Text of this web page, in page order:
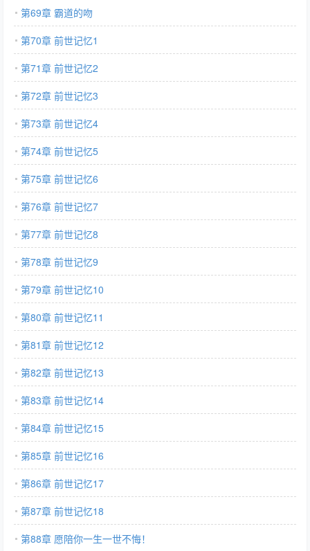
第69章 霸道的吻
第70章 前世记忆1
第71章 前世记忆2
第72章 前世记忆3
第73章 前世记忆4
第74章 前世记忆5
第75章 前世记忆6
第76章 前世记忆7
第77章 前世记忆8
第78章 前世记忆9
第79章 前世记忆10
第80章 前世记忆11
第81章 前世记忆12
第82章 前世记忆13
第83章 前世记忆14
第84章 前世记忆15
第85章 前世记忆16
第86章 前世记忆17
第87章 前世记忆18
第88章 愿陪你一生一世不悔！